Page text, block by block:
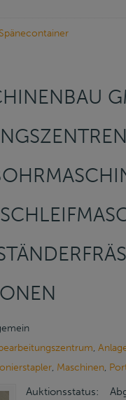
,
, Maschinen,
Auktionsstatus: